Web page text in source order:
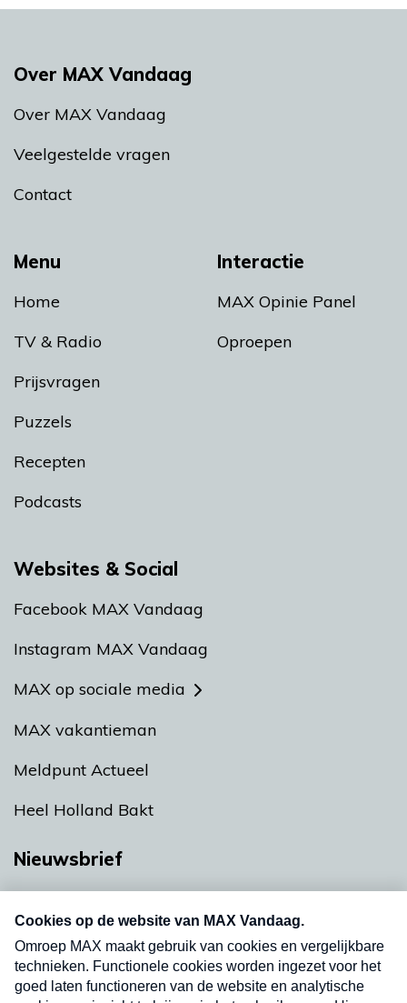
Menu
Home
TV & Radio
Prijsvragen
Puzzels
Recepten
Podcasts
Interactie
MAX Opinie Panel
Oproepen
Over MAX Vandaag
Over MAX Vandaag
Veelgestelde vragen
Contact
Websites & Social
Facebook MAX Vandaag
Instagram MAX Vandaag
MAX op sociale media
MAX vakantieman
Meldpunt Actueel
Heel Holland Bakt
Nieuwsbrief
nieuwsbrief. Elke vrijdag- en dinsdagochtend in
uw mailbox.
Verzend